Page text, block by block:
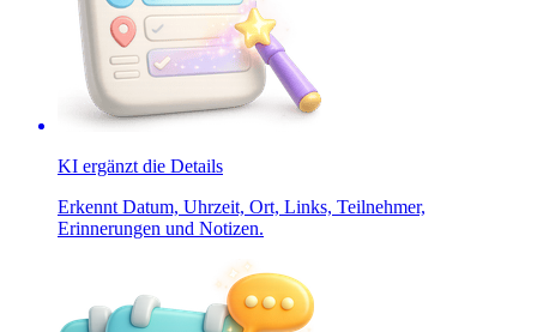
KI ergänzt die Details
Erkennt Datum, Uhrzeit, Ort, Links, Teilnehmer,
Erinnerungen und Notizen.